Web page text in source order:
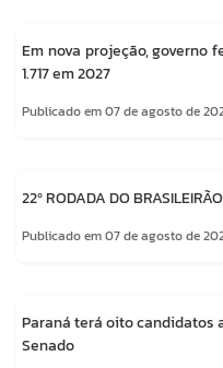
Em nova projeção, governo
1.717 em 2027
Publicado em 07 de agosto de
22º RODADA DO
Publicado em 07 de agosto de
Paraná terá oito candidatos
Senado